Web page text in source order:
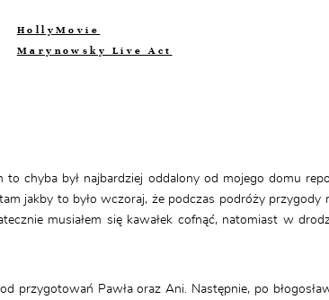
HollyMovie
Marynowsky Live Act
chyba był najbardziej oddalony od mojego domu
jakby to było wczoraj, że podczas podróży
musiałem się kawałek cofnąć, natomiast w
przygotowań Pawła oraz Ani. Następnie, po